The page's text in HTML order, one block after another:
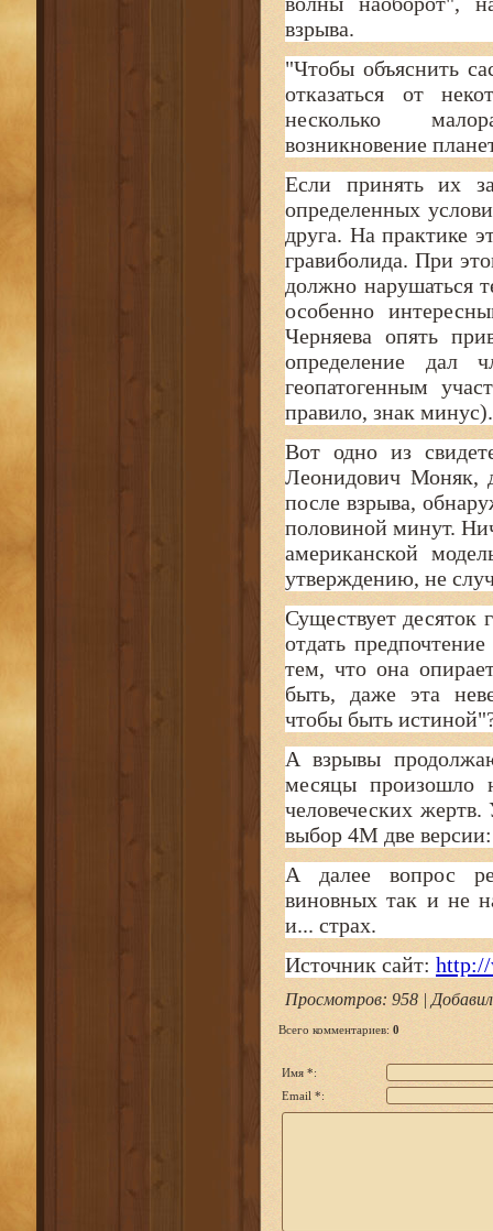
взрыва.
"Чтобы объяснить
отказаться от
несколько
возникновение
Если принять их
определенных
друга. На практике
гравиболида. При
должно нарушаться
особенно
Черняева опять
определение дал
геопатогенным
правило, знак
Вот одно из
Леонидович Моняк,
после взрыва,
половиной минут.
американской
утверждению, не
Существует десяток
отдать
тем, что она
быть, даже эта
чтобы быть
А взрывы
месяцы произошло
человеческих
выбор 4М две версии:
А далее вопрос
виновных так и не
и... страх.
Источник сайт:
Просмотров: 958 | Добавил
Всего комментариев: 0
Имя *:
Email *: